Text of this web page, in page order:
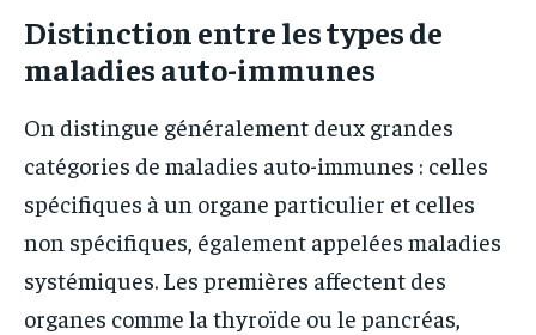
Distinction entre les types de
maladies auto-immunes
On distingue généralement deux grandes
catégories de maladies auto-immunes : celles
spécifiques à un organe particulier et celles
non spécifiques, également appelées maladies
systémiques. Les premières affectent des
organes comme la thyroïde ou le pancréas,